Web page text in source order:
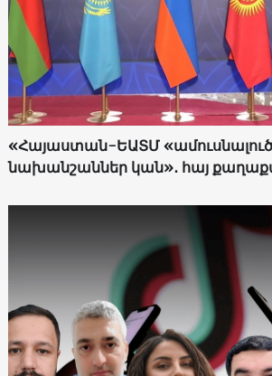
«Հայաստան-ԵԱՏՄ
նախանշաններ կան»․ հայ